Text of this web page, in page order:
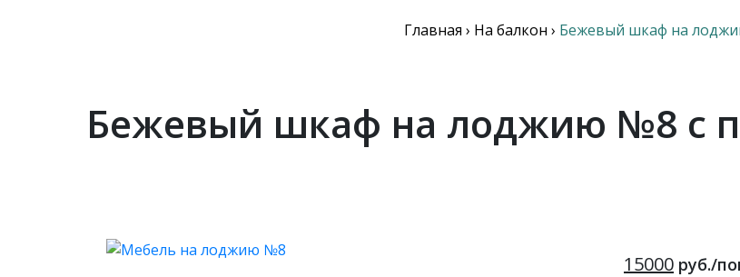
Главная › На балкон › Бежевый шкаф на
Бежевый шкаф на лоджию №8 с
15000 руб./